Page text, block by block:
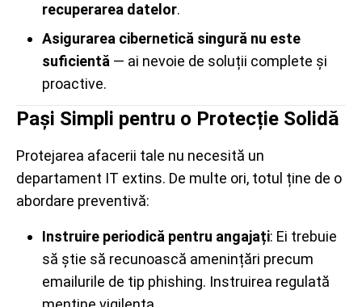
recuperarea datelor.
Asigurarea cibernetică singură nu este
suficientă — ai nevoie de soluții complete și
proactive.
Pași Simpli pentru o Protecție Solidă
Protejarea afacerii tale nu necesită un
departament IT extins. De multe ori, totul ține de o
abordare preventivă:
Instruire periodică pentru angajați: Ei trebuie
să știe să recunoască amenințări precum
emailurile de tip phishing. Instruirea regulată